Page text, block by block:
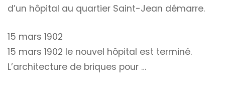
d’un hôpital au quartier Saint-Jean démarre.
15 mars 1902
15 mars 1902 le nouvel hôpital est terminé.
L’architecture de briques pour …